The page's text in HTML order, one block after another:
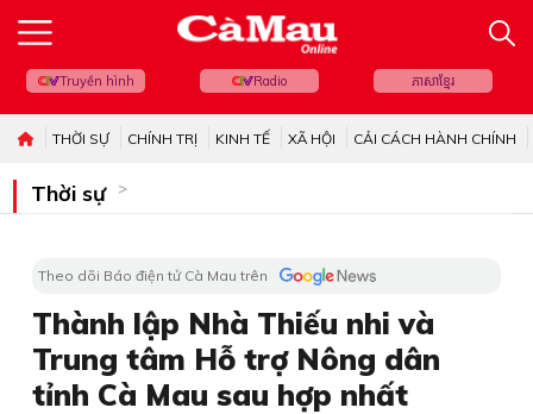
Truyền hình Radio ភាសាខ្មែរ
THỜI SỰ CHÍNH TRỊ KINH TẾ XÃ HỘI CẢI CÁCH HÀNH CHÍNH
Thời sự
Theo dõi Báo điện tử Cà Mau trên
Thành lập Nhà Thiếu nhi và
Trung tâm Hỗ trợ Nông dân
tỉnh Cà Mau sau hợp nhất